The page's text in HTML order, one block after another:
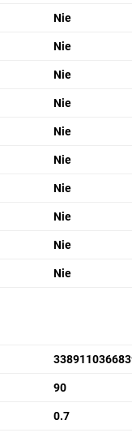
Nie
Nie
Nie
Nie
Nie
Nie
Nie
Nie
Nie
Nie
90
0.7